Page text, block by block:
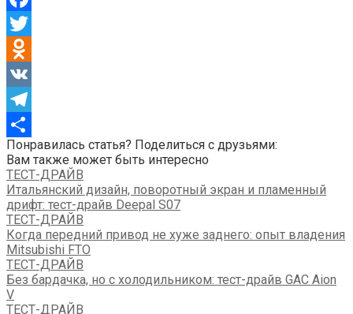
Facebook
Twitter
Odnoklassniki
VK
Telegram
Отправить
Понравилась статья? Поделиться с друзьями:
Вам также может быть интересно
ТЕСТ-ДРАЙВ
Итальянский дизайн, поворотный экран и пламенный
дрифт: тест-драйв Deepal S07
ТЕСТ-ДРАЙВ
Когда передний привод не хуже заднего: опыт владения
Mitsubishi FTO
ТЕСТ-ДРАЙВ
Без бардачка, но с холодильником: тест-драйв GAC Aion
V
ТЕСТ-ДРАЙВ